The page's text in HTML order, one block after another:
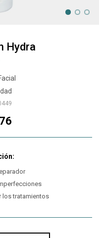
Hydra
los tratamientos